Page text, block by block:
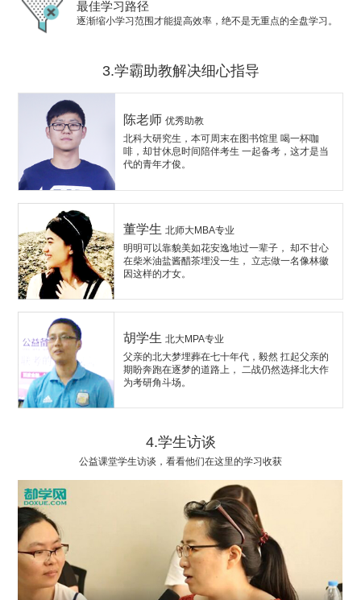
最佳学习路径
逐渐缩小学习范围才能提高效率，绝不是无重点的全盘学习。
3.学霸助教解决细心指导
陈老师优秀助教
北科大研究生，本可周末在图书馆里 喝一杯咖
啡，却甘休息时间陪伴考生 一起备考，这才是当
代的青年才俊。
董学生北师大MBA专业
明明可以靠貌美如花安逸地过一辈子， 却不甘心
在柴米油盐酱醋茶埋没一生， 立志做一名像林徽
因这样的才女。
胡学生北大MPA专业
父亲的北大梦埋葬在七十年代，毅然 扛起父亲的
期盼奔跑在逐梦的道路上， 二战仍然选择北大作
为考研角斗场。
4.学生访谈
公益课堂学生访谈，看看他们在这里的学习收获